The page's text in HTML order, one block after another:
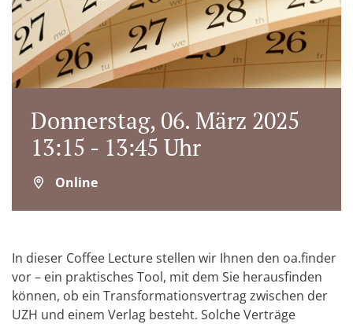
Donnerstag, 06. März 2025
13:15 - 13:45 Uhr
Online
In dieser Coffee Lecture stellen wir Ihnen den oa.finder
vor – ein praktisches Tool, mit dem Sie herausfinden
können, ob ein Transformationsvertrag zwischen der
UZH und einem Verlag besteht. Solche Verträge